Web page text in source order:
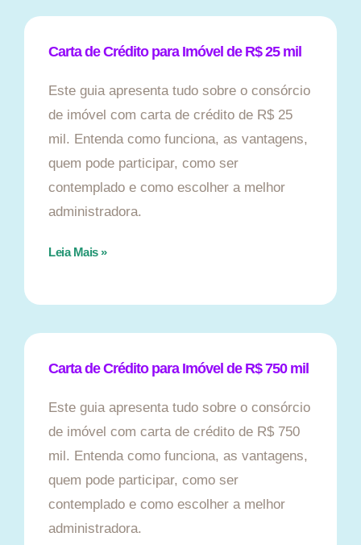
Carta de Crédito para Imóvel de R$ 25 mil
Este guia apresenta tudo sobre o consórcio
de imóvel com carta de crédito de R$ 25
mil. Entenda como funciona, as vantagens,
quem pode participar, como ser
contemplado e como escolher a melhor
administradora.
Leia Mais »
Carta de Crédito para Imóvel de R$ 750 mil
Este guia apresenta tudo sobre o consórcio
de imóvel com carta de crédito de R$ 750
mil. Entenda como funciona, as vantagens,
quem pode participar, como ser
contemplado e como escolher a melhor
administradora.